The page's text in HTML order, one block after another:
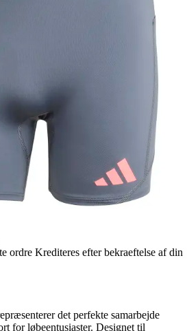
ordre Krediteres efter bekraeftelse af din
det perfekte samarbejde
for løbeentusiaster. Designet til